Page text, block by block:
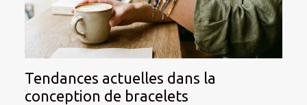
Tendances actuelles dans la
conception de bracelets